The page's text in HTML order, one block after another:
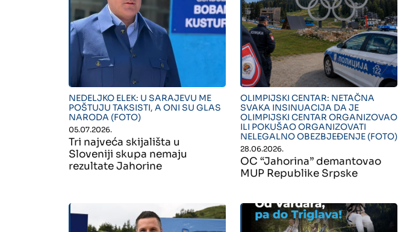
" alt="">
NEDELJKO ELEK: U SARAJEVU ME
POŠTUJU TAKSISTI, A ONI SU GLAS
NARODA (FOTO)
05.07.2026.
Tri najveća skijališta u
Sloveniji skupa nemaju
rezultate Jahorine
" alt="">
OLIMPIJSKI CENTAR: NETAČNA
SVAKA INSINUACIJA DA JE
OLIMPIJSKI CENTAR ORGANIZOVAO
ILI POKUŠAO ORGANIZOVATI
NELEGALNO OBEZBJEĐENJE (FOTO)
28.06.2026.
OC “Jahorina” demantovao
MUP Republike Srpske